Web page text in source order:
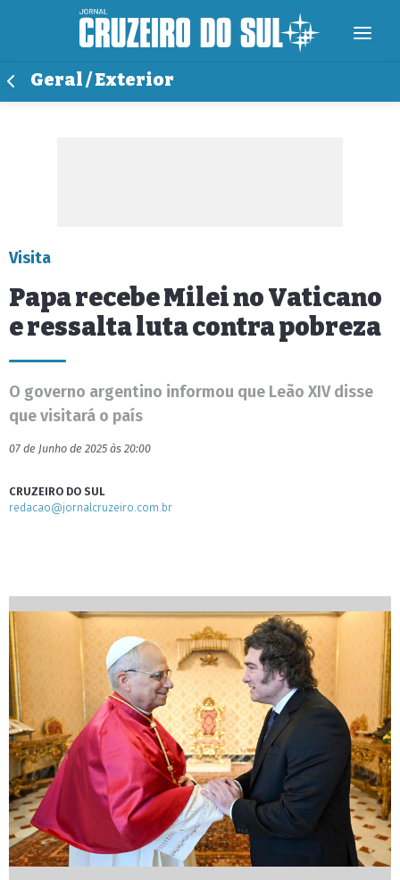
Geral / Exterior
Visita
Papa recebe Milei no Vaticano
e ressalta luta contra pobreza
O governo argentino informou que Leão XIV disse
que visitará o país
07 de Junho de 2025 às 20:00
CRUZEIRO DO SUL
redacao@jornalcruzeiro.com.br